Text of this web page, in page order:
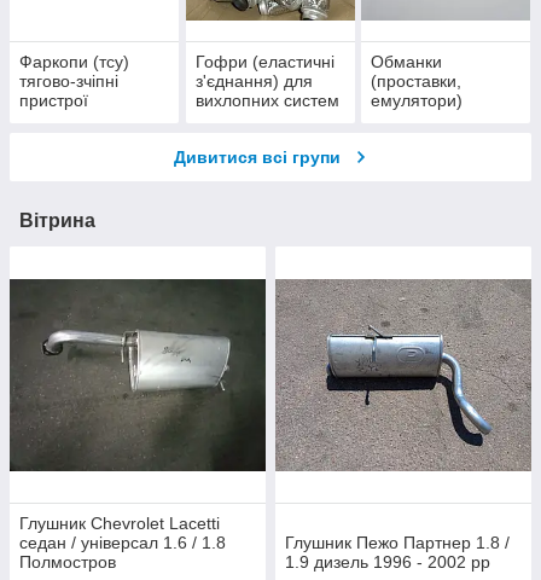
Фаркопи (тсу)
тягово-зчіпні
пристрої
Гофри (еластичні
з'єднання) для
вихлопних систем
Обманки
(проставки,
емулятори)
Дивитися всі групи
Вітрина
Глушник Chevrolet Lacetti
седан / універсал 1.6 / 1.8
Полмостров
Глушник Пежо Партнер 1.8 /
1.9 дизель 1996 - 2002 рр